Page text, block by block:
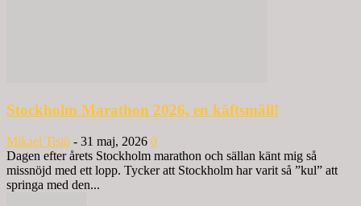
Stockholm Marathon 2026, en käftsmäll!
Mikael Tisjö - 31 maj, 2026 0
Dagen efter årets Stockholm marathon och sällan känt mig så
missnöjd med ett lopp. Tycker att Stockholm har varit så ”kul” att
springa med den...